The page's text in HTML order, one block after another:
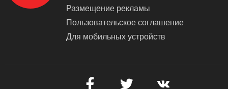
Размещение рекламы
Пользовательское соглашение
Для мобильных устройств